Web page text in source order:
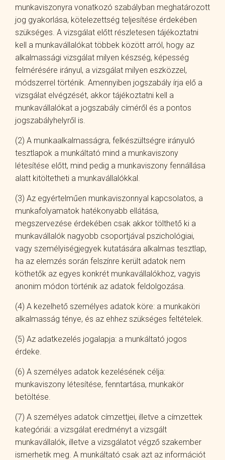
munkaviszonyra vonatkozó szabályban meghatározott
jog gyakorlása, kötelezettség teljesítése érdekében
szükséges. A vizsgálat előtt részletesen tájékoztatni
kell a munkavállalókat többek között arról, hogy az
alkalmassági vizsgálat milyen készség, képesség
felmérésére irányul, a vizsgálat milyen eszközzel,
módszerrel történik. Amennyiben jogszabály írja elő a
vizsgálat elvégzését, akkor tájékoztatni kell a
munkavállalókat a jogszabály címéről és a pontos
jogszabályhelyről is.
(2) A munkaalkalmasságra, felkészültségre irányuló
tesztlapok a munkáltató mind a munkaviszony
létesítése előtt, mind pedig a munkaviszony fennállása
alatt kitöltetheti a munkavállalókkal.
(3) Az egyértelműen munkaviszonnyal kapcsolatos, a
munkafolyamatok hatékonyabb ellátása,
megszervezése érdekében csak akkor tölthető ki a
munkavállalók nagyobb csoportjával pszichológiai,
vagy személyiségjegyek kutatására alkalmas tesztlap,
ha az elemzés során felszínre került adatok nem
köthetők az egyes konkrét munkavállalókhoz, vagyis
anonim módon történik az adatok feldolgozása.
(4) A kezelhető személyes adatok köre: a munkaköri
alkalmasság ténye, és az ehhez szükséges feltételek.
(5) Az adatkezelés jogalapja: a munkáltató jogos
érdeke.
(6) A személyes adatok kezelésének célja:
munkaviszony létesítése, fenntartása, munkakör
betöltése.
(7) A személyes adatok címzettjei, illetve a címzettek
kategóriái: a vizsgálat eredményt a vizsgált
munkavállalók, illetve a vizsgálatot végző szakember
ismerhetik meg. A munkáltató csak azt az információt